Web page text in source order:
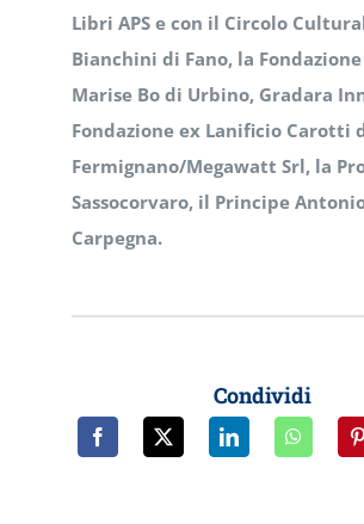
Libri APS e con il Circolo
Bianchini di Fano, la
Marise Bo di Urbino, Gradara
Fondazione ex Lanificio Carotti
Fermignano/Megawatt Srl, la
Sassocorvaro, il Principe
Carpegna.
Condividi